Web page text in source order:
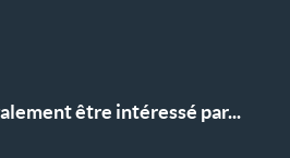
être intéressé par...